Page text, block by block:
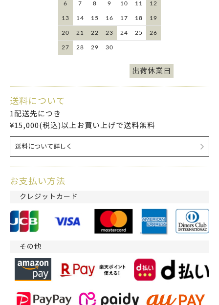
6 7 8 9 10 11 12
13 14 15 16 17 18 19
20 21 22 23 24 25 26
27 28 29 30
出荷休業日
送料について
1配送先につき
¥15,000(税込)以上お買い上げで送料無料
送料について詳しく
お支払い方法
クレジットカード
その他